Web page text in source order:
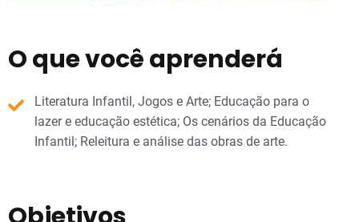
O que você aprenderá
Literatura Infantil, Jogos e Arte; Educação para o
lazer e educação estética; Os cenários da Educação
Infantil; Releitura e análise das obras de arte.